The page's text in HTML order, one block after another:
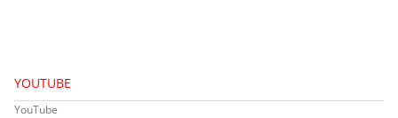
YOUTUBE
YouTube